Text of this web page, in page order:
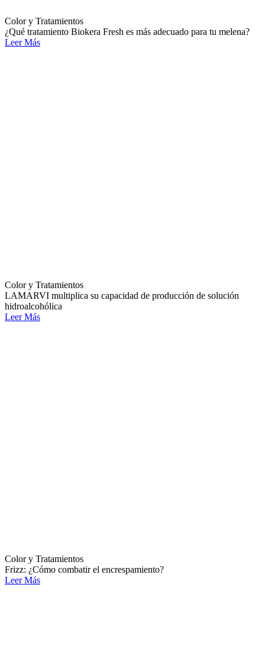
Color y Tratamientos
¿Qué tratamiento Biokera Fresh es más adecuado para tu melena?
Leer Más
Color y Tratamientos
LAMARVI multiplica su capacidad de producción de solución
hidroalcohólica
Leer Más
Color y Tratamientos
Frizz: ¿Cómo combatir el encrespamiento?
Leer Más